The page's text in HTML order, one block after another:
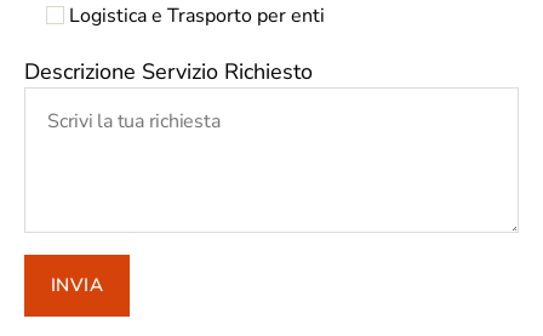
Logistica e Trasporto per enti
Descrizione Servizio Richiesto